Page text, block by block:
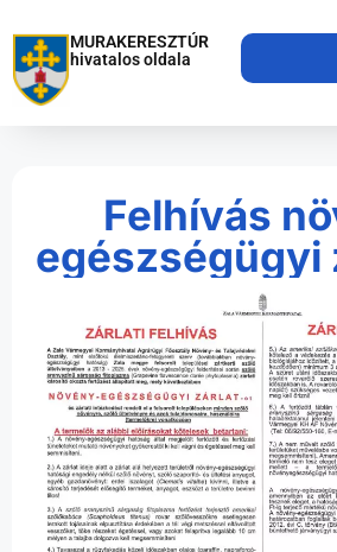
MURAKERESZTÚR
hivatalos oldala
Felhívás
egészségügyi